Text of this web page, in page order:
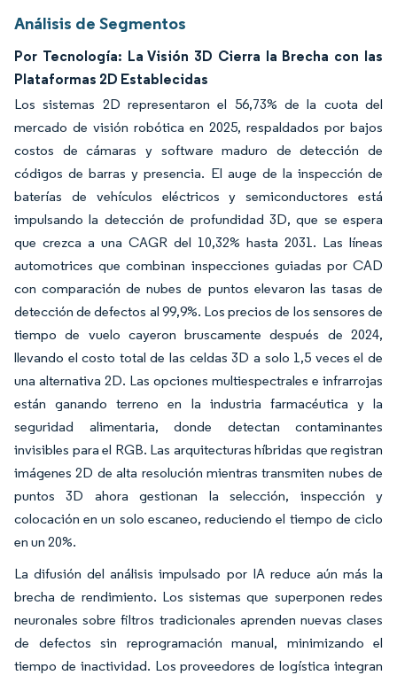
Análisis de Segmentos
Por Tecnología: La Visión 3D Cierra la Brecha con las
Plataformas 2D Establecidas
Los sistemas 2D representaron el 56,73% de la cuota del
mercado de visión robótica en 2025, respaldados por bajos
costos de cámaras y software maduro de detección de
códigos de barras y presencia. El auge de la inspección de
baterías de vehículos eléctricos y semiconductores está
impulsando la detección de profundidad 3D, que se espera
que crezca a una CAGR del 10,32% hasta 2031. Las líneas
automotrices que combinan inspecciones guiadas por CAD
con comparación de nubes de puntos elevaron las tasas de
detección de defectos al 99,9%. Los precios de los sensores de
tiempo de vuelo cayeron bruscamente después de 2024,
llevando el costo total de las celdas 3D a solo 1,5 veces el de
una alternativa 2D. Las opciones multiespectrales e infrarrojas
están ganando terreno en la industria farmacéutica y la
seguridad alimentaria, donde detectan contaminantes
invisibles para el RGB. Las arquitecturas híbridas que registran
imágenes 2D de alta resolución mientras transmiten nubes de
puntos 3D ahora gestionan la selección, inspección y
colocación en un solo escaneo, reduciendo el tiempo de ciclo
en un 20%.
La difusión del análisis impulsado por IA reduce aún más la
brecha de rendimiento. Los sistemas que superponen redes
neuronales sobre filtros tradicionales aprenden nuevas clases
de defectos sin reprogramación manual, minimizando el
tiempo de inactividad. Los proveedores de logística integran